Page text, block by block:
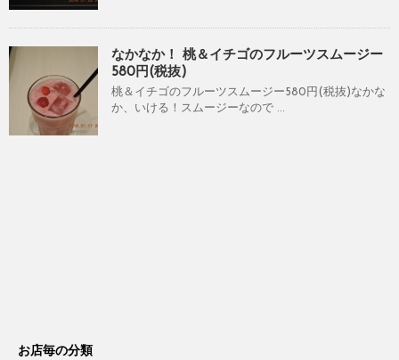
なかなか！ 桃＆イチゴのフルーツスムージー
580円(税抜)
桃＆イチゴのフルーツスムージー580円(税抜)なかな
か、いける！スムージーなので ...
お店毎の分類